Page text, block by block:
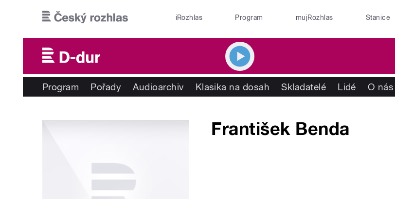
iRozhlas Program mujRozhlas Stanice
Program Pořady Audioarchiv Klasika na dosah Skladatelé Lidé O nás
František Benda